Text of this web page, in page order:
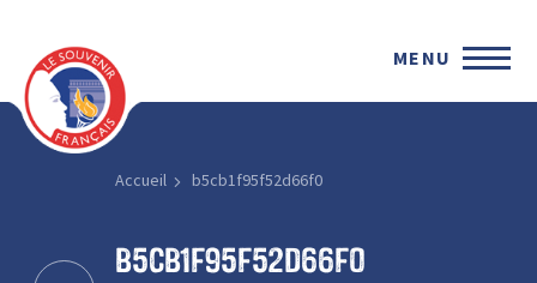
MENU
Accueil b5cb1f95f52d66f0
b5cb1f95f52d66f0